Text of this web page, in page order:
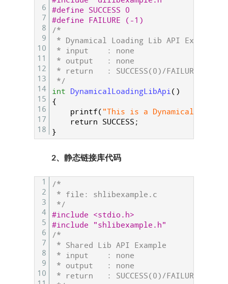
6
7
8
9
10
11
12
13
14
15
16
17
18
#define SUCCESS 0
#define FAILURE (-1)
/*
* Dynamical Loading Lib API Example
* input	: none
* output	: none
* return	: SUCCESS(0)/FAILURE(-1)
*/
int
DynamicalLoadingLibApi( )
{
printf( "This is a Dynamical
return
SUCCESS ;
}
2、静态链接库代码
1
2
3
4
5
6
7
8
9
10
/*
* file: shlibexample.c
*/
#include <stdio.h>
#include "shlibexample.h"
/*
* Shared Lib API Example
* input	: none
* output	: none
* return	: SUCCESS(0)/FAILURE(-1)